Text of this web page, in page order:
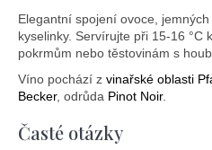
Elegantní spojení ovoce,
kyselinky. Servírujte při 15-16 °C
pokrmům nebo těstovinám s
Víno pochází z vinařské oblasti
Becker, odrůda Pinot Noir.
Časté otázky